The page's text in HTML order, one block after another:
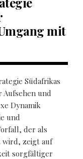
mit
Südafrikas
und
Dynamik
und
der als
wird, zeigt auf
sorgfältiger